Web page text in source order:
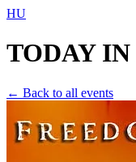
HU
TODAY IN
← Back to all events